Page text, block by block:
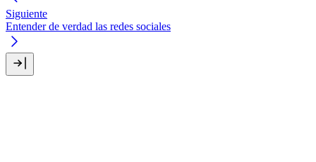
Siguiente
Entender de verdad las redes sociales